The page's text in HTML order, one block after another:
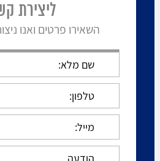
ליצירת
השאירו פרטים ואנו